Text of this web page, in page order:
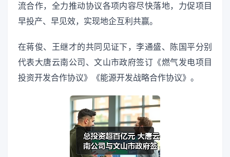
流合作，全力推动协议各项内容尽快落地，力促项目
早投产、早见效，实现地企互利共赢。
在蒋俊、王继才的共同见证下，李通盛、陈国平分别
代表大唐云南公司、文山市政府签订《燃气发电项目
投资开发合作协议》《能源开发战略合作协议》。